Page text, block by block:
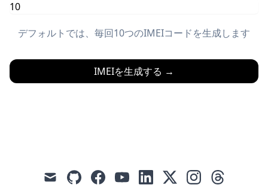
デフォルトでは、毎回10つのIMEIコードを生成します
IMEIを生成する →
mail githubfacebookyoutubelinkedin
x instagramthreads